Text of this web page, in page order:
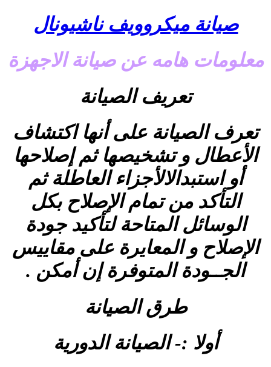
صيانة ميكروويف ناشيونال
معلومات هامه عن صيانة الاجهزة
تعريف الصيانة
تعرف الصيانة على أنها اكتشاف
الأعطال و تشخيصها ثم إصلاحها
أو استبدالالأجزاء العاطلة ثم
التأكد من تمام الإصلاح بكل
الوسائل المتاحة لتأكيد جودة
الإصلاح و المعايرة على مقاييس
الجــودة المتوفرة إن أمكن .
طرق الصيانة
أولا :- الصيانة الدورية